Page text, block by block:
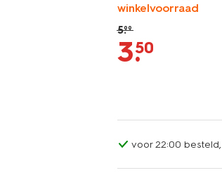
winkelvoorraad
5.99
3.
50
voor 22:00